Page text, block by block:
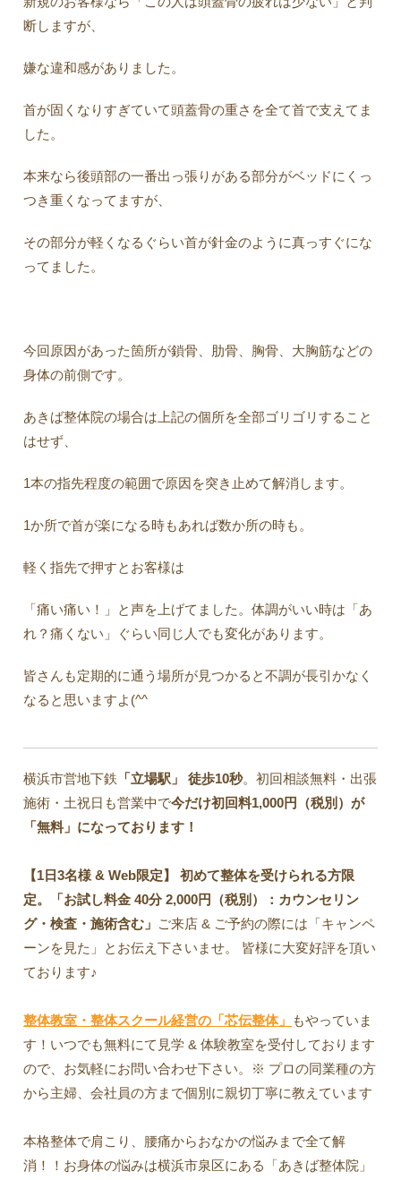
断しますが、
嫌な違和感がありました。
首が固くなりすぎていて頭蓋骨の重さを全て首で支えてま
した。
本来なら後頭部の一番出っ張りがある部分がベッドにくっ
つき重くなってますが、
その部分が軽くなるぐらい首が針金のように真っすぐにな
ってました。
今回原因があった箇所が鎖骨、肋骨、胸骨、大胸筋などの
身体の前側です。
あきば整体院の場合は上記の個所を全部ゴリゴリすること
はせず、
1本の指先程度の範囲で原因を突き止めて解消します。
1か所で首が楽になる時もあれば数か所の時も。
軽く指先で押すとお客様は
「痛い痛い！」と声を上げてました。体調がいい時は「あ
れ？痛くない」ぐらい同じ人でも変化があります。
皆さんも定期的に通う場所が見つかると不調が長引かなく
なると思いますよ(^^
横浜市営地下鉄 「立場駅」 徒歩10秒。初回相談無料・出張
施術・土祝日も営業中で今だけ初回料1,000円（税別）が
「無料」になっております！
【1日3名様 & Web限定】 初めて整体を受けられる方限
定。「お試し料金 40分 2,000円（税別）：カウンセリン
グ・検査・施術含む」 ご来店 & ご予約の際には「キャンペ
ーンを見た」とお伝え下さいませ。 皆様に大変好評を頂い
ております♪
整体教室・整体スクール経営の「芯伝整体」
もやっていま
す！いつでも無料にて見学 & 体験教室を受付しております
ので、お気軽にお問い合わせ下さい。※ プロの同業種の方
から主婦、会社員の方まで個別に親切丁寧に教えています
本格整体で肩こり、腰痛からおなかの悩みまで全て解
消！！お身体の悩みは横浜市泉区にある「あきば整体院」